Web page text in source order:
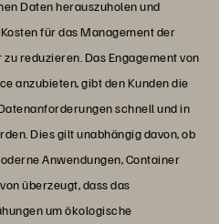
Daten herauszuholen und
für das Management der
reduzieren. Das Engagement von
anzubieten, gibt den Kunden die
schnell und in
Dies gilt unabhängig davon, ob
Anwendungen, Container
überzeugt, dass das
um ökologische